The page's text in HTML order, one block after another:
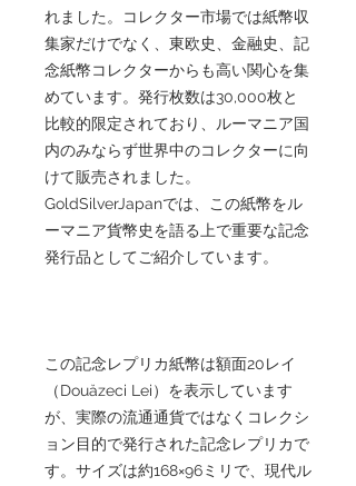
れました。コレクター市場では紙幣収
集家だけでなく、東欧史、金融史、記
念紙幣コレクターからも高い関心を集
めています。発行枚数は30,000枚と
比較的限定されており、ルーマニア国
内のみならず世界中のコレクターに向
けて販売されました。
GoldSilverJapanでは、この紙幣をル
ーマニア貨幣史を語る上で重要な記念
発行品としてご紹介しています。
この記念レプリカ紙幣は額面20レイ
（Douăzeci Lei）を表示しています
が、実際の流通通貨ではなくコレクシ
ョン目的で発行された記念レプリカで
す。サイズは約168×96ミリで、現代ル